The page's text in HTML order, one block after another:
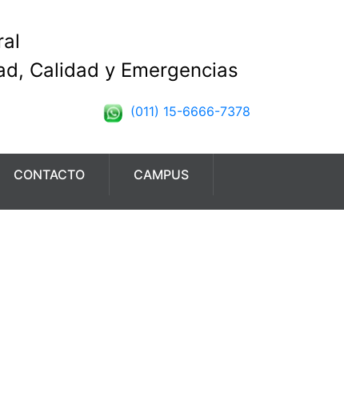
Calidad y Emergencias
(011) 15-6666-7378
CONTACTO CAMPUS